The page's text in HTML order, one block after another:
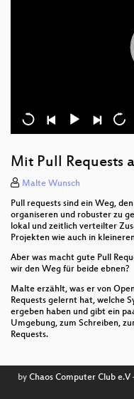
Mit Pull Requests
Malte Wunsch
Pull requests sind ein Weg,
organiseren und robuster zu
lokal und zeitlich verteilter
Projekten wie auch in
Aber was macht gute Pull
wir den Weg für beide ebnen?
Malte erzählt, was er von
Requests gelernt hat, welche
ergeben haben und gibt ein
Umgebung, zum Schreiben,
Requests.
by Chaos Computer Club e.V